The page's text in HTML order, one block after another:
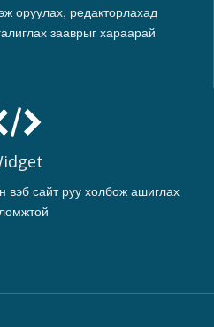
оруулах, редакторлахад
зааврыг хараарай
вэб сайт руу холбож ашиглах